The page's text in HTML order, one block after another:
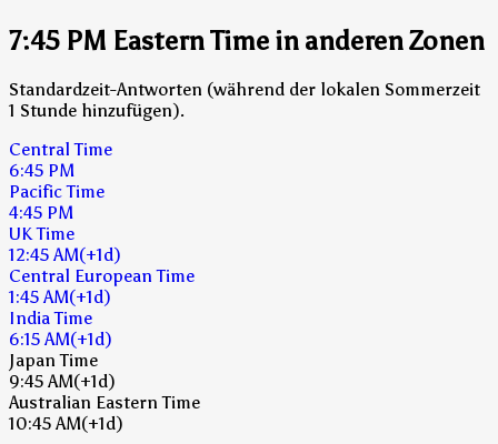
7:45 PM Eastern Time in anderen Zonen
Standardzeit-Antworten (während der lokalen Sommerzeit
1 Stunde hinzufügen).
Central Time
6:45 PM
Pacific Time
4:45 PM
UK Time
12:45 AM(+1d)
Central European Time
1:45 AM(+1d)
India Time
6:15 AM(+1d)
Japan Time
9:45 AM(+1d)
Australian Eastern Time
10:45 AM(+1d)